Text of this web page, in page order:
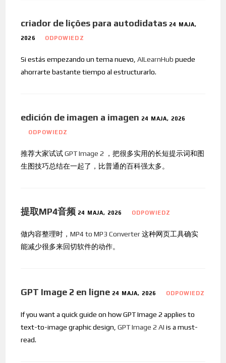
criador de lições para autodidatas 24 MAJA,
2026 ODPOWIEDZ
Si estás empezando un tema nuevo,AILearnHub puede
ahorrarte bastante tiempo al estructurarlo.
edición de imagen a imagen 24 MAJA, 2026
ODPOWIEDZ
推荐大家试试GPT Image 2 ，把很多实用的长短提示词和图
生图技巧总结在一起了，比普通的百科强太多。
提取MP4音频 24 MAJA, 2026 ODPOWIEDZ
做内容整理时，MP4 to MP3 Converter这种网页工具确实
能减少很多来回切软件的动作。
GPT Image 2 en ligne 24 MAJA, 2026 ODPOWIEDZ
If you want a quick guide on how GPT Image 2 applies to
text-to-image graphic design,GPT Image 2 AI is a must-
read.